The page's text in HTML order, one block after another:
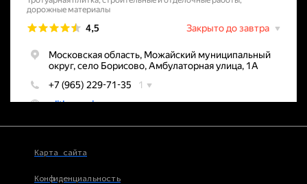
Карта сайта
Конфиденциальность